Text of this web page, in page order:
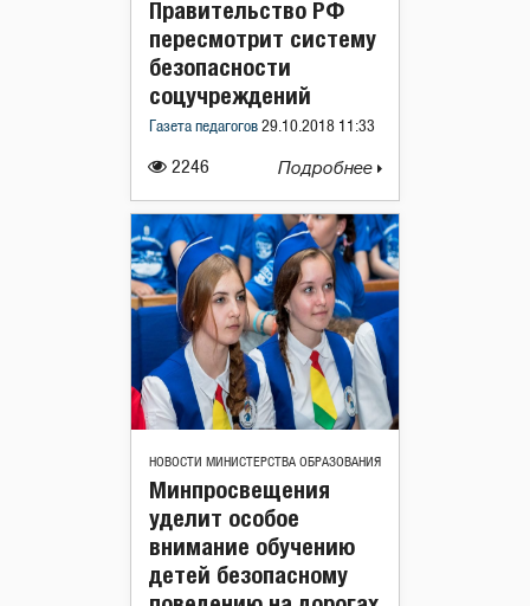
2246
Правительство РФ
пересмотрит систему
безопасности
соцучреждений
Газета педагогов 29.10.2018 11:33
Подробнее
НОВОСТИ МИНИСТЕРСТВА ОБРАЗОВАНИЯ
Минпросвещения
уделит особое
внимание обучению
детей безопасному